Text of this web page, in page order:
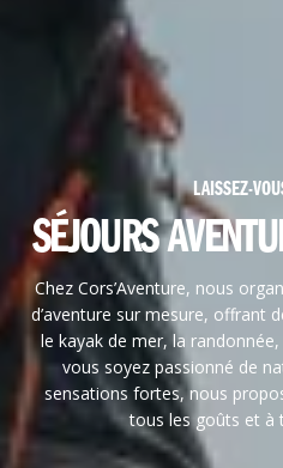
LAISSEZ-
SÉJOURS
Chez Cors’Aventure, nous
d’aventure sur mesure, offrant
le kayak de mer, la
vous soyez passionné de
sensations fortes, nous
tous les goûts et à